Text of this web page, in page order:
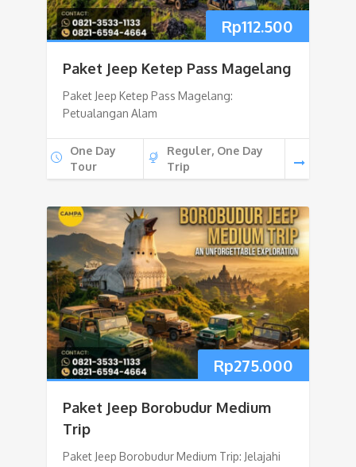
Rp112.500
Paket Jeep Ketep Pass Magelang
Paket Jeep Ketep Pass Magelang:
Petualangan Alam
One Day
Tour
Reguler, One Day
Trip
Rp275.000
Paket Jeep Borobudur Medium
Trip
Paket Jeep Borobudur Medium Trip: Jelajahi